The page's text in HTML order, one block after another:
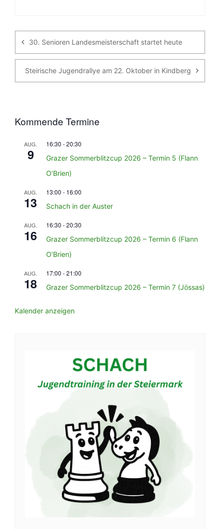
30. Senioren Landesmeisterschaft startet heute
Steirische Jugendrallye am 22. Oktober in Kindberg
Kommende Termine
AUG.
9
16:30 -20:30
Grazer Sommerblitzcup 2026 – Termin 5 (Flann
O’Brien)
AUG.
13
13:00 - 16:00
Schach in der Auster
AUG.
16
16:30 -20:30
Grazer Sommerblitzcup 2026 – Termin 6 (Flann
O’Brien)
AUG.
18
17:00 -21:00
Grazer Sommerblitzcup 2026 – Termin 7 (Jössas)
Kalender anzeigen